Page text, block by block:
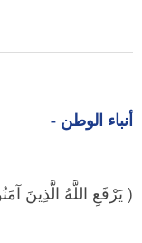
أنباء الوطن -
( يَرْفَعِ اللَّهُ الَّذِينَ